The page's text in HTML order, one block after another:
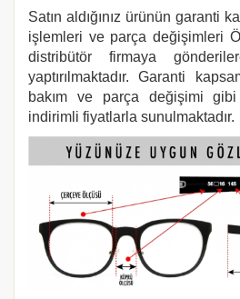
Satın aldığınız ürünün garanti
işlemleri ve parça değişimleri
distribütör firmaya
yaptırılmaktadır. Garanti
bakım ve parça değişimi
indirimli fiyatlarla sunulmaktadır.